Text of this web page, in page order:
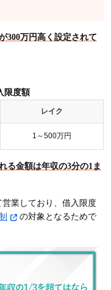
300万円高く設定されて
限度額
レイク
1～500万円
る金額は年収の3分の1ま
営業しており、借入限度
の対象となるためで